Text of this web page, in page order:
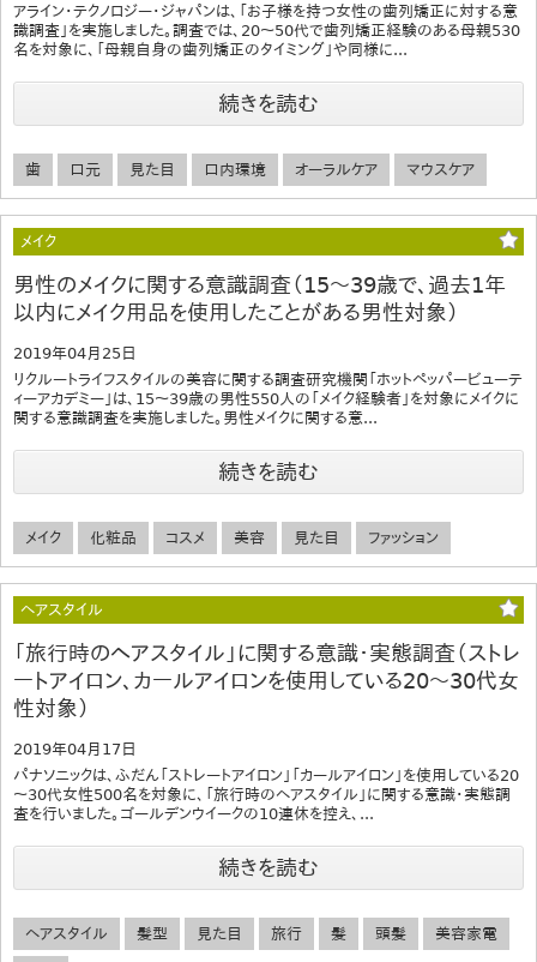
アライン・テクノロジー・ジャパンは、「お子様を持つ女性の歯列矯正に対する意
識調査」を実施しました。調査では、20～50代で歯列矯正経験のある母親530
名を対象に、「母親自身の歯列矯正のタイミング」や同様に...
続きを読む
歯 口元 見た目 口内環境 オーラルケア マウスケア
メイク
男性のメイクに関する意識調査（15～39歳で、過去1年
以内にメイク用品を使用したことがある男性対象）
2019年04月25日
リクルートライフスタイルの美容に関する調査研究機関「ホットペッパービューテ
ィーアカデミー」は、15～39歳の男性550人の「メイク経験者」を対象にメイクに
関する意識調査を実施しました。男性メイクに関する意...
続きを読む
メイク 化粧品 コスメ 美容 見た目 ファッション
ヘアスタイル
「旅行時のヘアスタイル」に関する意識・実態調査（ストレ
ートアイロン、カールアイロンを使用している20～30代女
性対象）
2019年04月17日
パナソニックは、ふだん「ストレートアイロン」「カールアイロン」を使用している20
～30代女性500名を対象に、「旅行時のヘアスタイル」に関する意識・実態調
査を行いました。ゴールデンウイークの10連休を控え、...
続きを読む
ヘアスタイル 髪型 見た目 旅行 髪 頭髪 美容家電